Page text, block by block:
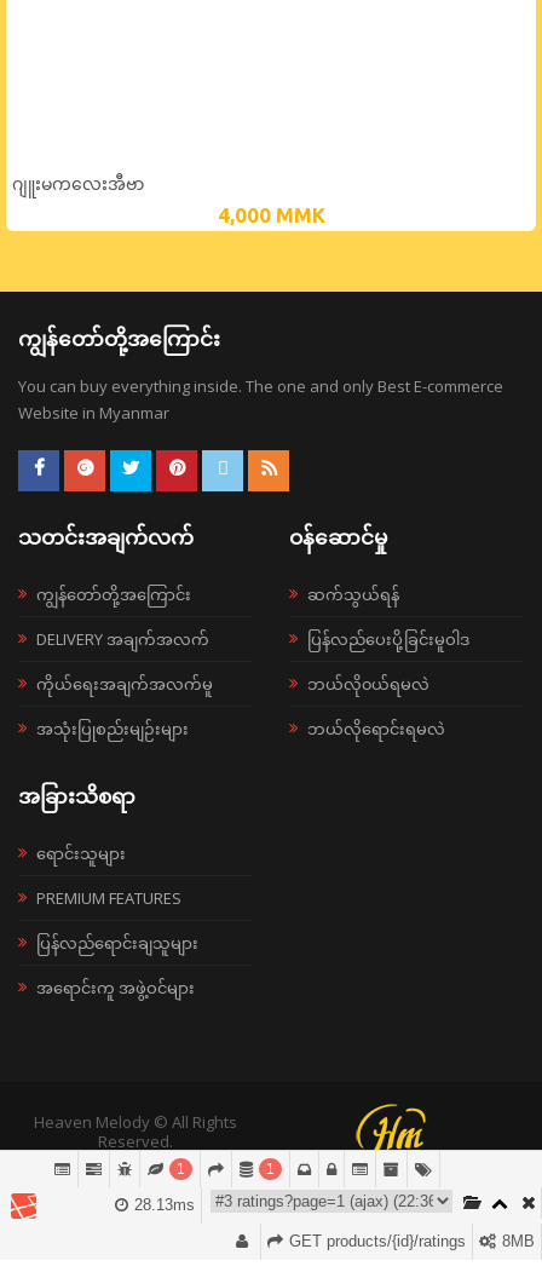
ဂျူးမကလေးအီဗာ
4,000 MMK
ကျွန်တော်တို့အကြောင်း
You can buy everything inside. The one and only Best E-commerce
Website in Myanmar
သတင်းအချက်လက်
ကျွန်တော်တို့အကြောင်း
DELIVERY အချက်အလက်
ကိုယ်ရေးအချက်အလက်မူ
အသုံးပြုစည်းမျဉ်းများ
ဝန်ဆောင်မှု
ဆက်သွယ်ရန်
ပြန်လည်ပေးပို့ခြင်းမူဝါဒ
ဘယ်လို၀ယ်ရမလဲ
ဘယ်လိုရောင်းရမလဲ
အခြားသိစရာ
ရောင်းသူများ
PREMIUM FEATURES
ပြန်လည်ရောင်းချသူများ
အရောင်းကူ အဖွဲ့ဝင်များ
Heaven Melody © All Rights
Reserved.
1 1
28.13ms
8MB
GET products/{id}/ratings